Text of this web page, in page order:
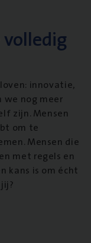
innovatie,
we nog meer
zijn. Mensen
om te
Mensen die
met regels en
kans is om écht